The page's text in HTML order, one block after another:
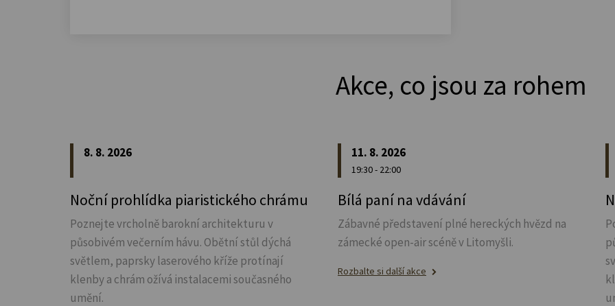
Akce, co jsou za rohem
8. 8. 2026
Noční prohlídka piaristického chrámu
Poznejte vrcholně barokní architekturu v
působivém večerním hávu. Obětní stůl dýchá
světlem, paprsky laserového kříže protínají
klenby a chrám ožívá instalacemi současného
umění.
11. 8. 2026
19:30 - 22:00
Bílá paní na vdávání
Zábavné představení plné hereckých hvězd na
zámecké open-air scéně v Litomyšli.
Rozbalte si další akce